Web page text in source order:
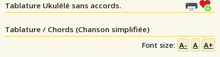
Tablature Ukulélé sans accords.
Tablature / Chords (Chanson simplifiée)
Font size: A- A A+